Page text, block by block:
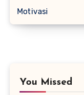
Motivasi
You Missed